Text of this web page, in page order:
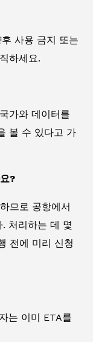
사용 금지 또는
하세요.
가와 데이터를
볼 수 있다고 가
?
므로 공항에서
처리하는 데 몇
전에 미리 신청
는 이미 ETA를